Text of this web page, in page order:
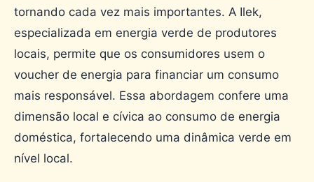
tornando cada vez mais importantes. A Ilek,
especializada em energia verde de produtores
locais, permite que os consumidores usem o
voucher de energia para financiar um consumo
mais responsável. Essa abordagem confere uma
dimensão local e cívica ao consumo de energia
doméstica, fortalecendo uma dinâmica verde em
nível local.